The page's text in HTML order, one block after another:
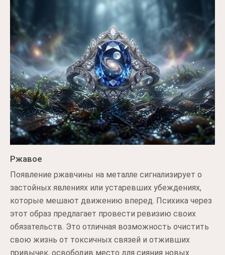
Ржавое
Появление ржавчины на металле сигнализирует о
застойных явлениях или устаревших убеждениях,
которые мешают движению вперед. Психика через
этот образ предлагает провести ревизию своих
обязательств. Это отличная возможность очистить
свою жизнь от токсичных связей и отживших
привычек, освободив место для сияния новых